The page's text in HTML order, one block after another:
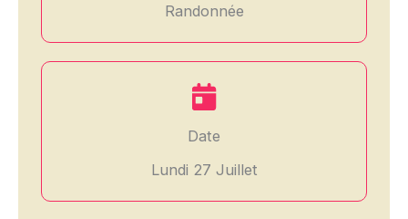
Randonnée
Date
Lundi 27 Juillet